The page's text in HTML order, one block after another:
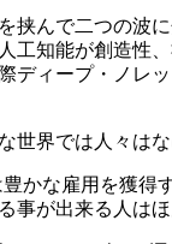
挟んで二つの波
工知能が創造性
ディープ・ノレ
世界では人々はな
かな雇用を獲得
が出来る人はほ